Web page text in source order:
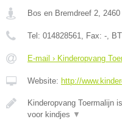
Bos en Bremdreef 2, 2460
Tel: 014828561, Fax: -,
E-mail › Kinderopvang
Website: http://
Kinderopvang Toermalijn
voor kindjes ▼